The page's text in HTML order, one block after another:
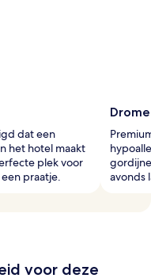
dat een
het hotel maakt
plek voor
praatje.
avonds
voor deze